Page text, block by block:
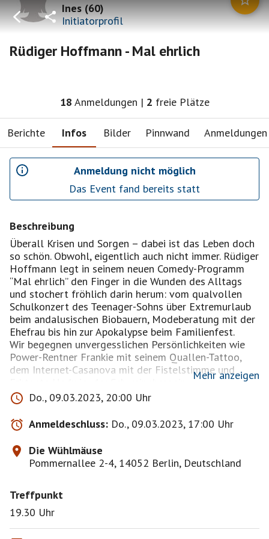
Ines(60)
Initiatorprofil
Rüdiger Hoffmann - Mal ehrlich
18 Anmeldungen | 2 freie Plätze
Berichte Infos Bilder Pinnwand Anmeldungen
Anmeldung nicht möglich
Das Event fand bereits statt
Beschreibung
Überall Krisen und Sorgen – dabei ist das Leben doch
so schön. Obwohl, eigentlich auch nicht immer. Rüdiger
Hoffmann legt in seinem neuen Comedy-Programm
“Mal ehrlich” den Finger in die Wunden des Alltags
und stochert fröhlich darin herum: vom qualvollen
Schulkonzert des Teenager-Sohns über Extremurlaub
beim andalusischen Biobauern, Modeberatung mit der
Ehefrau bis hin zur Apokalypse beim Familienfest.
Wir begegnen unvergesslichen Persönlichkeiten wie
Power-Rentner Frankie mit seinem Quallen-Tattoo,
dem Internet-Casanova mit der Fistelstimme und
Rüdiger Hoffmann nimmt uns mit auf eine hoch
amüsante Abenteuerreise ins bunte Herz des wahren
Lebens. Dazu gibt es wieder neue großartige Lieder,
vom Meister persönlich am Keyboard performt. Ein
Abend fürs Zwerchfell und fürs Herz. MAL EHRLICH…
das ist doch genau das….
Gönnen Sie sich Entertainment mit Kultstatus. Erleben
Sie den Entdecker der Langsamkeit live und genießen
Sie einen unterhaltsamen Abend.
Mehr anzeigen
Do., 09.03.2023, 20:00 Uhr
Anmeldeschluss: Do., 09.03.2023, 17:00 Uhr
Die Wühlmäuse
Pommernallee 2-4, 14052 Berlin, Deutschland
Treffpunkt
19.30 Uhr